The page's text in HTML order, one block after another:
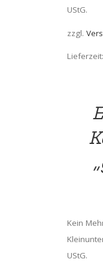
UStG.
zzgl.
Kein
UStG.